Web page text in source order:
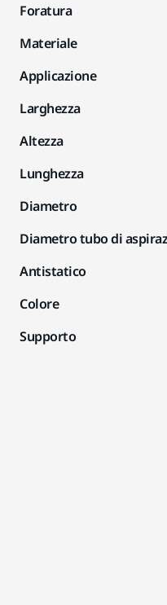
Foratura
Materiale
Applicazione
Larghezza
Altezza
Lunghezza
Diametro
Diametro tubo di
Antistatico
Colore
Supporto